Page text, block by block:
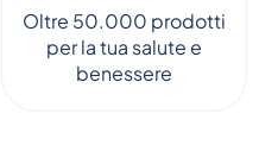
Oltre 50.000 prodotti
per la tua salute e
benessere